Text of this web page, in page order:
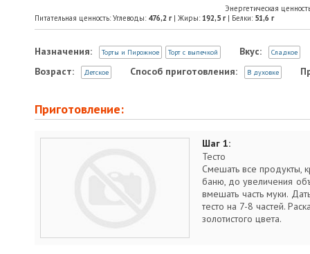
Энергетическая
Питательная ценность: Углеводы: 476,2 г| Жиры: 192,5 г| Белки: 51,6 г
Назначения: Торты и Пирожное Торт с выпечкой Вкус: Сладкое
Возраст: Детское Способ приготовления: В духовке
Приготовление:
Шаг 1:
Тесто
Смешать все продукты,
баню, до увеличения
вмешать часть муки.
тесто на 7-8 частей.
золотистого цвета.